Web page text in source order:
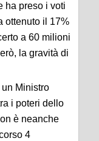
ha preso i voti
ottenuto il 17%
a 60 milioni
la gravità di
Ministro
i poteri dello
è neanche
4